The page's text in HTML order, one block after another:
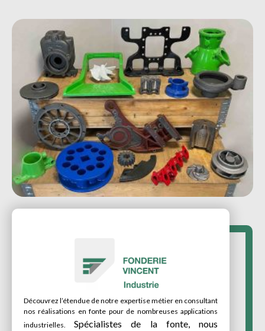
Découvrez l’étendue de notre expertise métier en consultant
nos réalisations en fonte pour de nombreuses applications
industrielles.Spécialistes de la fonte, nous